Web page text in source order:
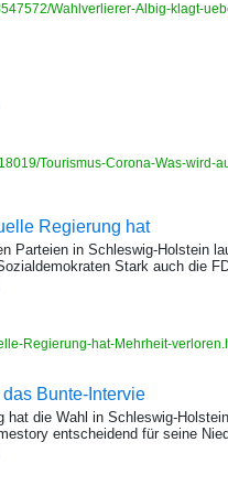
Wahlverlierer-Albig-klagt-
Tourismus-Corona-Was-wird-
Regierung hat
Parteien in Schleswig-Holstein
Stark auch die
Regierung-hat-Mehrheit-
Bunte-Intervie
hat die Wahl in Schleswig-
entscheidend für seine